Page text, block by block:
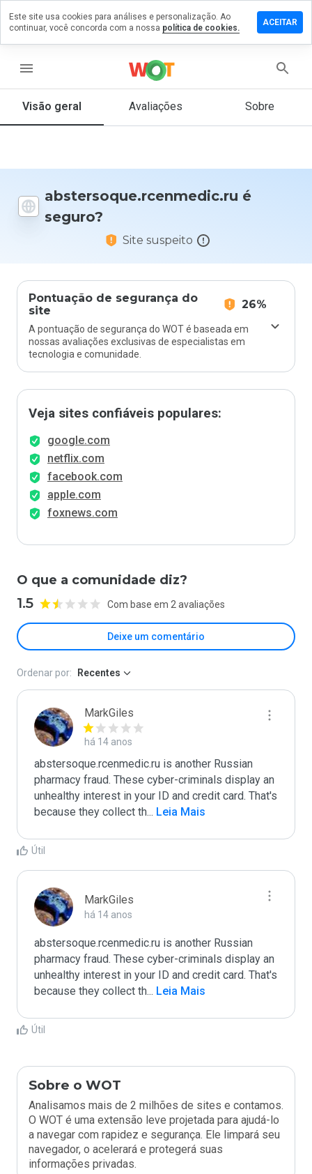
menu
Visão geral Avaliações Sobre
abstersoque.rcenmedic.ru é
seguro?
Site suspeito
Pontuação de segurança do
site
26%
A pontuação de segurança do WOT é baseada em
nossas avaliações exclusivas de especialistas em
tecnologia e comunidade.
Veja sites confiáveis populares:
google.com
netflix.com
facebook.com
apple.com
foxnews.com
O que a comunidade diz?
1.5 Com base em 2 avaliações
Deixe um comentário
em
a 5,
você
este
site?
Ordenar por: Recentes
MarkGiles
há 14 anos
abstersoque.rcenmedic.ru is another Russian
pharmacy fraud. These cyber-criminals display an
unhealthy interest in your ID and credit card. That's
because they collect th... Leia Mais
Útil
MarkGiles
há 14 anos
abstersoque.rcenmedic.ru is another Russian
pharmacy fraud. These cyber-criminals display an
unhealthy interest in your ID and credit card. That's
because they collect th... Leia Mais
Útil
Sobre o WOT
Analisamos mais de 2 milhões de sites e contamos.
O WOT é uma extensão leve projetada para ajudá-lo
a navegar com rapidez e segurança. Ele limpará seu
navegador, o acelerará e protegerá suas
informações privadas.
Este site usa cookies para análises e personalização. Ao
continuar, você concorda com a nossa política de cookies.
ACEITAR